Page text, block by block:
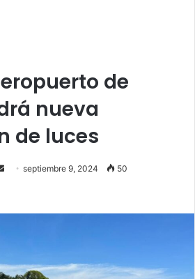
de
nueva
de luces
Sendseptiembre 9, 2024 50